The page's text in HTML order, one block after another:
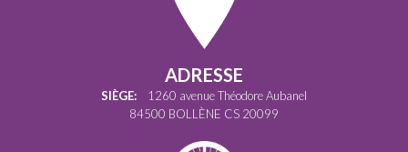
ADRESSE
SIÈGE: 1260 avenue Théodore Aubanel
84500 BOLLÈNE CS 20099